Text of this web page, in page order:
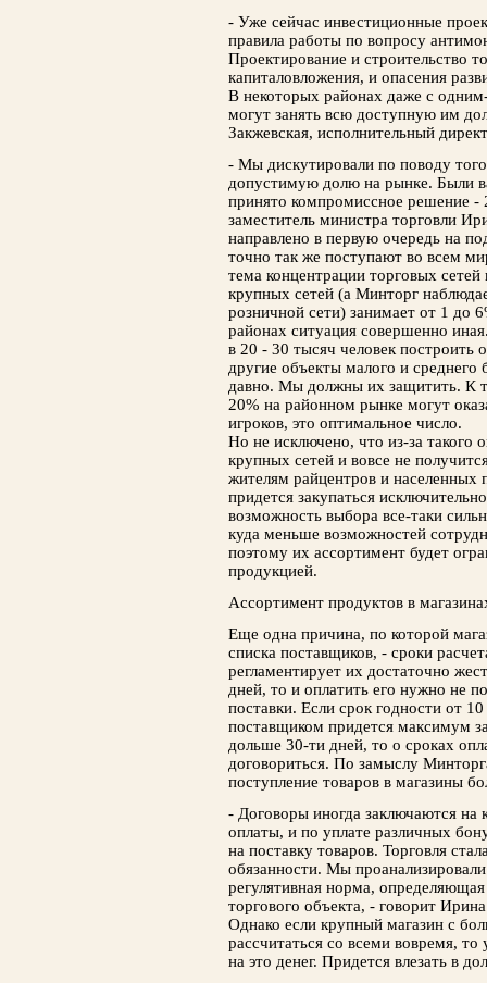
- Уже сейчас инвестиционные
правила работы по вопросу
Проектирование и строительство
капиталовложения, и опасения
В некоторых районах даже с
могут занять всю доступную им
Закжевская, исполнительный
- Мы дискутировали по поводу
допустимую долю на рынке. Были
принято компромиссное решение
заместитель министра торговли
направлено в первую очередь на
точно так же поступают во всем
тема концентрации торговых
крупных сетей (а Минторг
розничной сети) занимает от 1 до
районах ситуация совершенно
в 20 - 30 тысяч человек построить
другие объекты малого и
давно. Мы должны их защитить. К
20% на районном рынке могут
игроков, это оптимальное число.
Но не исключено, что из-за такого
крупных сетей и вовсе не
жителям райцентров и
придется закупаться
возможность выбора все-таки
куда меньше возможностей
поэтому их ассортимент будет
продукцией.
Ассортимент продуктов в
Еще одна причина, по которой
списка поставщиков, - сроки
регламентирует их достаточно
дней, то и оплатить его нужно не
поставки. Если срок годности от
поставщиком придется максимум
дольше 30-ти дней, то о сроках
договориться. По замыслу
поступление товаров в магазины
- Договоры иногда заключаются на
оплаты, и по уплате различных
на поставку товаров. Торговля
обязанности. Мы
регулятивная норма,
торгового объекта, - говорит
Однако если крупный магазин с
рассчитаться со всеми вовремя,
на это денег. Придется влезать в